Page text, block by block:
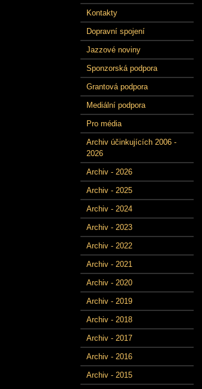
Kontakty
Dopravní spojení
Jazzové noviny
Sponzorská podpora
Grantová podpora
Mediální podpora
Pro média
Archiv účinkujících 2006 -
2026
Archiv - 2026
Archiv - 2025
Archiv - 2024
Archiv - 2023
Archiv - 2022
Archiv - 2021
Archiv - 2020
Archiv - 2019
Archiv - 2018
Archiv - 2017
Archiv - 2016
Archiv - 2015